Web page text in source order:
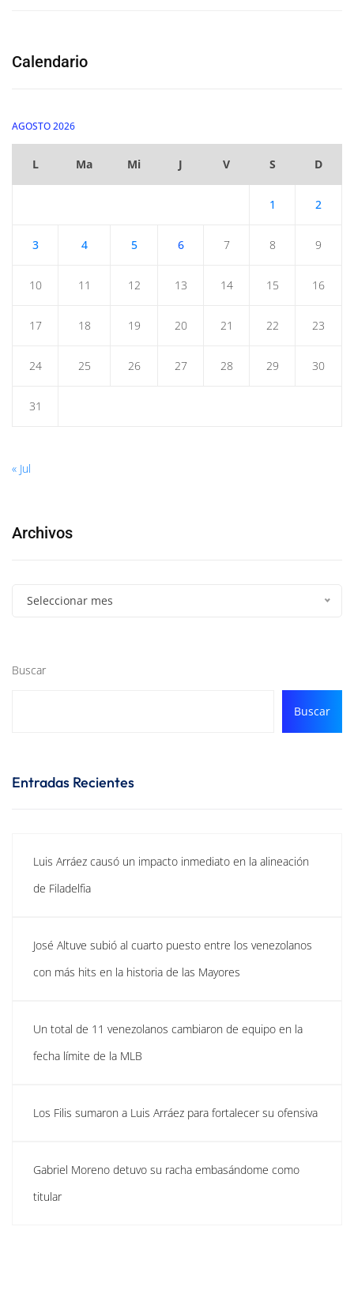
Calendario
AGOSTO 2026
L Ma Mi J V S D
1 2
3 4 5 6 7 8 9
10 11 12 13 14 15 16
17 18 19 20 21 22 23
24 25 26 27 28 29 30
31
« Jul
Archivos
Seleccionar mes
Buscar
Buscar
Entradas Recientes
Luis Arráez causó un impacto inmediato en la alineación
de Filadelfia
José Altuve subió al cuarto puesto entre los venezolanos
con más hits en la historia de las Mayores
Un total de 11 venezolanos cambiaron de equipo en la
fecha límite de la MLB
Los Filis sumaron a Luis Arráez para fortalecer su ofensiva
Gabriel Moreno detuvo su racha embasándome como
titular